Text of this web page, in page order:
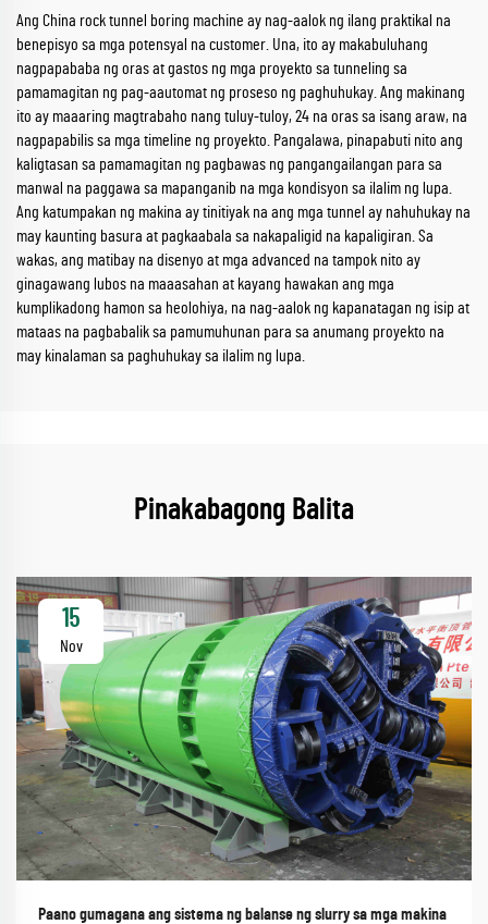
Ang China rock tunnel boring machine ay nag-aalok ng ilang praktikal na
benepisyo sa mga potensyal na customer. Una, ito ay makabuluhang
nagpapababa ng oras at gastos ng mga proyekto sa tunneling sa
pamamagitan ng pag-aautomat ng proseso ng paghuhukay. Ang makinang
ito ay maaaring magtrabaho nang tuluy-tuloy, 24 na oras sa isang araw, na
nagpapabilis sa mga timeline ng proyekto. Pangalawa, pinapabuti nito ang
kaligtasan sa pamamagitan ng pagbawas ng pangangailangan para sa
manwal na paggawa sa mapanganib na mga kondisyon sa ilalim ng lupa.
Ang katumpakan ng makina ay tinitiyak na ang mga tunnel ay nahuhukay na
may kaunting basura at pagkaabala sa nakapaligid na kapaligiran. Sa
wakas, ang matibay na disenyo at mga advanced na tampok nito ay
ginagawang lubos na maaasahan at kayang hawakan ang mga
kumplikadong hamon sa heolohiya, na nag-aalok ng kapanatagan ng isip at
mataas na pagbabalik sa pamumuhunan para sa anumang proyekto na
may kinalaman sa paghuhukay sa ilalim ng lupa.
Pinakabagong Balita
15
Nov
Paano gumagana ang sistema ng balanse ng slurry sa mga makina